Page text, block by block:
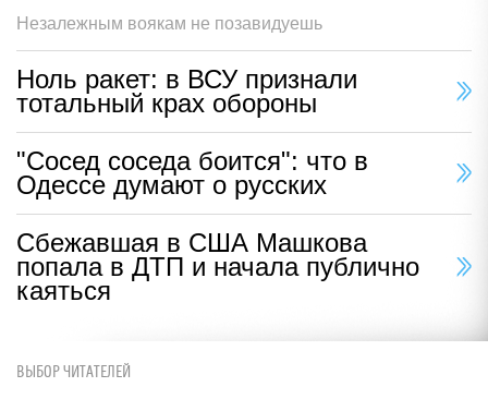
Незалежным воякам не позавидуешь
Ноль ракет: в ВСУ признали
тотальный крах обороны
"Сосед соседа боится": что в
Одессе думают о русских
Сбежавшая в США Машкова
попала в ДТП и начала публично
каяться
ВЫБОР ЧИТАТЕЛЕЙ